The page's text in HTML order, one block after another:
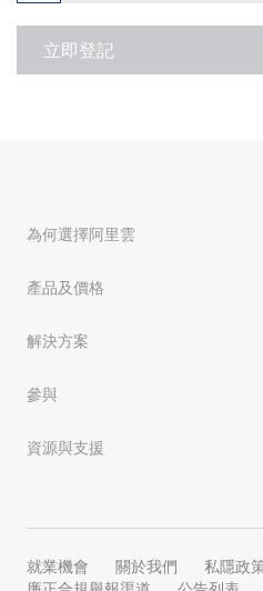
立即登記
為何選擇阿里雲
產品及價格
解決方案
參與
資源與支援
就業機會 關於我們 私隱政